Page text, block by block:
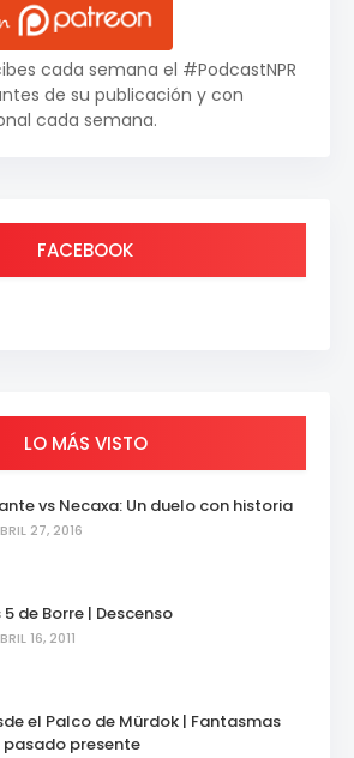
cada semana el #PodcastNPR
de su publicación y con
cada semana.
FACEBOOK
LO MÁS VISTO
vs Necaxa: Un duelo con historia
27, 2016
5 de Borre | Descenso
16, 2011
el Palco de Mürdok | Fantasmas
pasado presente